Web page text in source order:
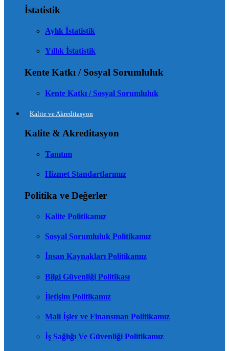
İstatistik
Aylık İstatistik
Yıllık İstatistik
Kente Katkı / Sosyal Sorumluluk
Kente Katkı / Sosyal Sorumluluk
Kalite ve Akreditasyon
Kalite & Akreditasyon
Tanıtım
Hizmet Standartlarımız
Politika ve Değerler
Kalite Politikamız
Sosyal Sorumluluk Politikamız
İnsan Kaynakları Politikamız
Bilgi Güvenliği Politikası
İletişim Politikamız
Mali İşler ve Finansman Politikamız
İş Sağlığı Ve Güvenliği Politikamız